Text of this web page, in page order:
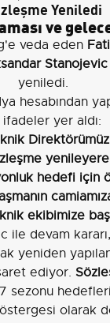
Yeniledi
ve
veda eden
Stanojevic
yeniledi.
hesabından
ifadeler yer aldı:
hedefi için
ekibimize
ile devam
yeniden
ediyor.
sezonu
olarak